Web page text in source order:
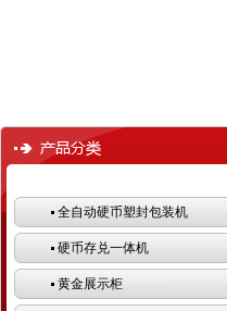
全自动硬币塑封包装机
硬币存兑一体机
黄金展示柜